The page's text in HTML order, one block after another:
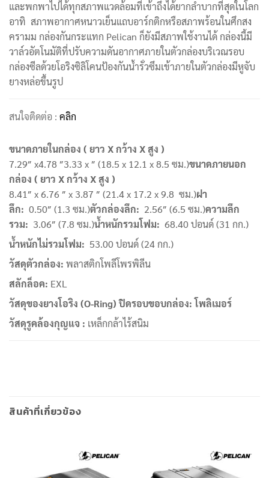
และพกพาไปได้ทุกสภาพแวดล้อมที่เข้าถึงได้ยากลำบากที่สุดในโลก
อาทิ สภาพอากาศหนาวเย็นแถบอาร์กติกหรือสภาพร้อนในศึกสง
ครามม กล่องกันกระแทก Pelican ก็ยังมีสภาพใช้งานได้ กล่องนี้มี
วาล์วอัตโนมัติที่ปรับความดันอากาศภายในตัวกล่องบริเวณรอบ
กล่องซีลด้วยโอริงซิลิโคนป้องกันน้ำรั่วซึมเข้าภายในตัวกล่องมีหูจับ
ยางหล่อขึ้นรูป
สนใจติดต่อ : คลิก
ขนาดภายในกล่อง ( ยาว X กว้าง X สูง )
7.29″ x4.78 ″3.33 x ″ (18.5 x 12.1 x 8.5 ซม.)ขนาดภายนอก
กล่อง ( ยาว X กว้าง X สูง )
8.41″ x 6.76 ″ x 3.87 ″ (21.4 x 17.2 x 9.8 ซม.)ฝา
ลึก: 0.50″ (1.3 ซม.)ตัวกล่องลึก: 2.56″ (6.5 ซม.)ความลึก
รวม: 3.06″ (7.8 ซม.)น้ำหนักรวมโฟม: 68.40 ปอนด์ (31 กก.)
น้ำหนักไม่รวมโฟม: 53.00 ปอนด์ (24 กก.)
วัสดุตัวกล่อง: พลาสติกโพลีโพรพิลีน
สลักล็อค: EXL
วัสดุของยางโอริง (O-Ring) ปิดรอบขอบกล่อง:โพลิเมอร์
วัสดุรูคล้องกุญแจ : เหล็กกล้าไร้สนิม
สินค้าที่เกี่ยวข้อง